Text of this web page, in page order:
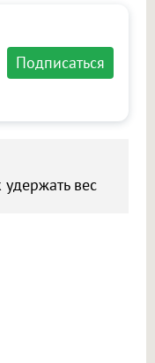
Подписаться
удержать вес